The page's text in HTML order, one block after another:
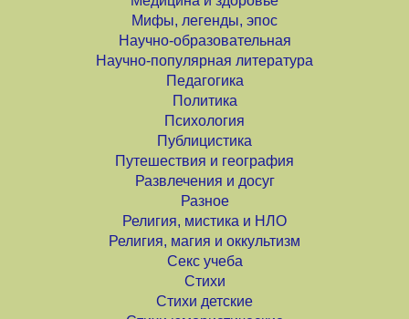
Мифы, легенды, эпос
Научно-образовательная
Научно-популярная литература
Педагогика
Политика
Психология
Публицистика
Путешествия и география
Развлечения и досуг
Разное
Религия, мистика и НЛО
Религия, магия и оккультизм
Секс учеба
Стихи
Стихи детские